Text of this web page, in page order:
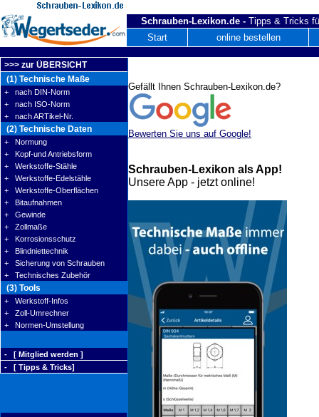
Schrauben-Lexikon.de - Tipps & Tricks
Start
online bestellen
>>> zur ÜBERSICHT
(1) Technische Maße
+ nach DIN-Norm
+ nach ISO-Norm
+ nach ARTikel-Nr.
(2) Technische Daten
+ Normung
+ Kopf-und Antriebsform
+ Werkstoffe-Stähle
+ Werkstoffe-Edelstähle
+ Werkstoffe-Oberflächen
+ Bitaufnahmen
+ Gewinde
+ Zollmaße
+ Korrosionsschutz
+ Blindniettechnik
+ Sicherung von Schrauben
+ Technisches Zubehör
(3) Tools
+ Werkstoff-Infos
+ Zoll-Umrechner
+ Normen-Umstellung
- [ Mitglied werden ]
- [ Tipps & Tricks]
Gefällt Ihnen Schrauben-Lexikon.de?
Bewerten Sie uns auf Google!
Schrauben-Lexikon als App!
Unsere App - jetzt online!